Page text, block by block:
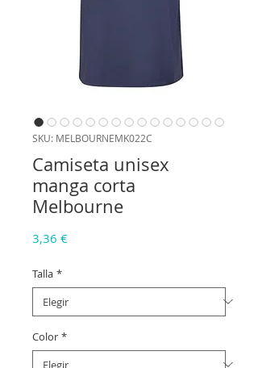
SKU: MELBOURNEMK022C
Camiseta unisex
manga corta
Melbourne
3,36 €Precio
Talla *
Color *